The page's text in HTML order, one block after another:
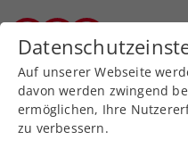
Zurück zur
Davis Cup
Auf unserer Webseite
davon werden zwingend
ermöglichen, Ihre
zu verbessern.